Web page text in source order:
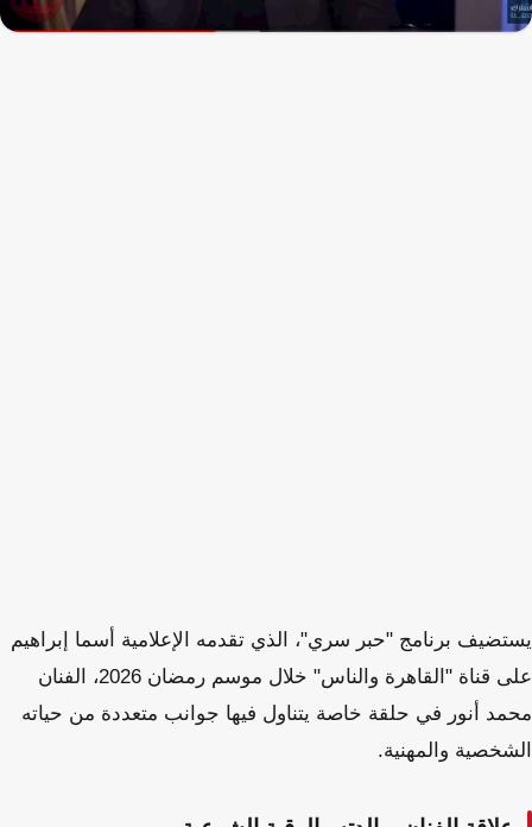
يستضيف برنامج "حبر سري"، الذي تقدمه الإعلامية أسما إبراهيم
على قناة "القاهرة والناس" خلال موسم رمضان 2026، الفنان
محمد أنور في حلقة خاصة يتناول فيها جوانب متعددة من حياته
الشخصية والمهنية.